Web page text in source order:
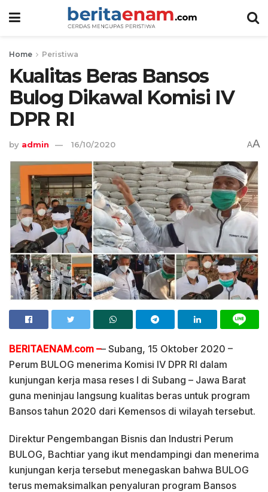
Home Peristiwa
Kualitas Beras Bansos
Bulog Dikawal Komisi IV
DPR RI
by admin 16/10/2020 AA
BERITAENAM.com –– Subang, 15 Oktober 2020 –
Perum BULOG menerima Komisi IV DPR RI dalam
kunjungan kerja masa reses I di Subang – Jawa Barat
guna meninjau langsung kualitas beras untuk program
Bansos tahun 2020 dari Kemensos di wilayah tersebut.
Direktur Pengembangan Bisnis dan Industri Perum
BULOG, Bachtiar yang ikut mendampingi dan menerima
kunjungan kerja tersebut menegaskan bahwa BULOG
terus memaksimalkan penyaluran program Bansos